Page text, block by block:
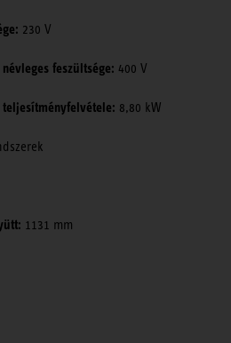
230 V
feszültsége: 400 V
8,80 kW
1131 mm